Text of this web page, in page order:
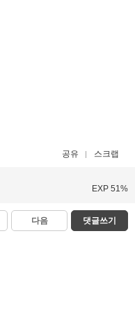
공유 스크랩
EXP 51%
다음 댓글쓰기